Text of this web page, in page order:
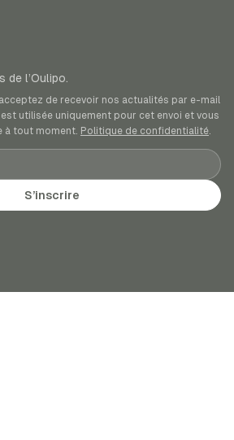
l’Oulipo.
de recevoir nos actualités par e-mail
utilisée uniquement pour cet envoi et vous
à tout moment. Politique de confidentialité.
S’inscrire